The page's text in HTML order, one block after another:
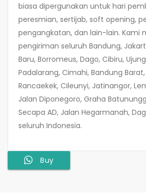
biasa dipergunakan untuk hari
peresmian, sertijab, soft opening,
pengangkatan, dan lain-lain. Kami
pengiriman seluruh Bandung,
Baru, Borromeus, Dago, Cibiru,
Padalarang, Cimahi, Bandung
Rancaekek, Cileunyi, Jatinangor,
Jalan Diponegoro, Graha
Secapa AD, Jalan Hegarmanah,
seluruh Indonesia.
Buy